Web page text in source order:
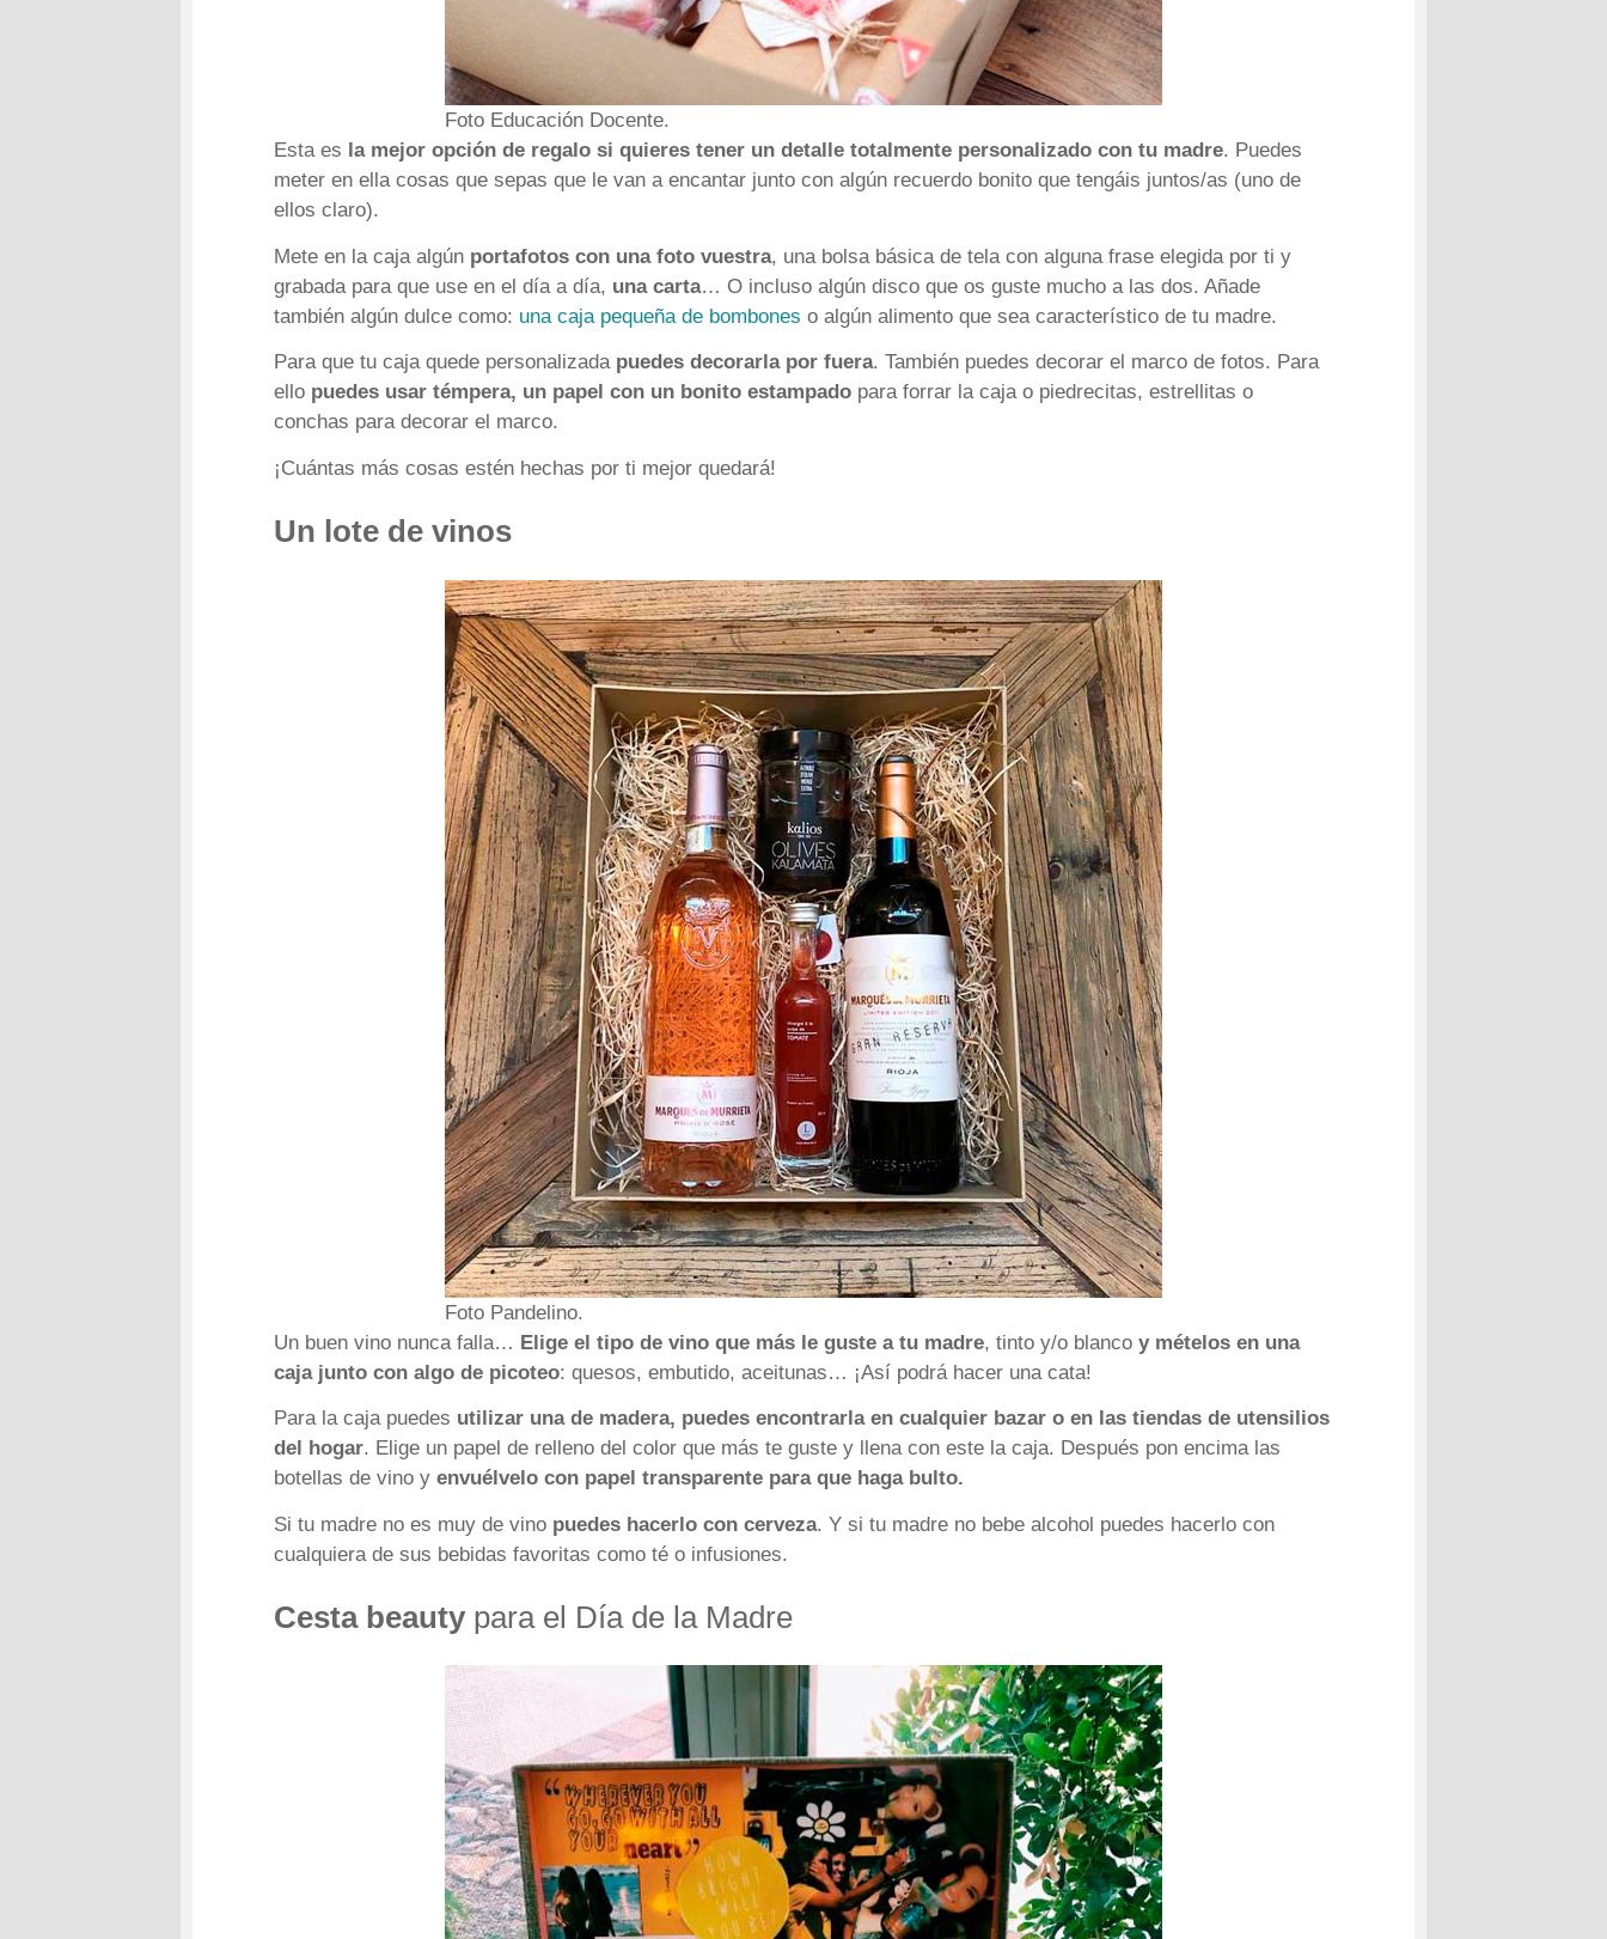
Foto Educación Docente.
Esta es la mejor opción de regalo si quieres tener un detalle totalmente personalizado con tu madre. Puedes
meter en ella cosas que sepas que le van a encantar junto con algún recuerdo bonito que tengáis juntos/as (uno de
ellos claro).
Mete en la caja algún portafotos con una foto vuestra, una bolsa básica de tela con alguna frase elegida por ti y
grabada para que use en el día a día, una carta… O incluso algún disco que os guste mucho a las dos. Añade
también algún dulce como: una caja pequeña de bomboneso algún alimento que sea característico de tu madre.
Para que tu caja quede personalizada puedes decorarla por fuera. También puedes decorar el marco de fotos. Para
ello puedes usar témpera, un papel con un bonito estampado para forrar la caja o piedrecitas, estrellitas o
conchas para decorar el marco.
¡Cuántas más cosas estén hechas por ti mejor quedará!
Un lote de vinos
Foto Pandelino.
Un buen vino nunca falla… Elige el tipo de vino que más le guste a tu madre, tinto y/o blancoy mételos en una
caja junto con algo de picoteo: quesos, embutido, aceitunas… ¡Así podrá hacer una cata!
Para la caja puedes utilizar una de madera, puedes encontrarla en cualquier bazar o en las tiendas de utensilios
del hogar. Elige un papel de relleno del color que más te guste y llena con este la caja. Después pon encima las
botellas de vino yenvuélvelo con papel transparente para que haga bulto.
Si tu madre no es muy de vino puedes hacerlo con cerveza. Y si tu madre no bebe alcohol puedes hacerlo con
cualquiera de sus bebidas favoritas como té o infusiones.
Cesta beauty para el Día de la Madre